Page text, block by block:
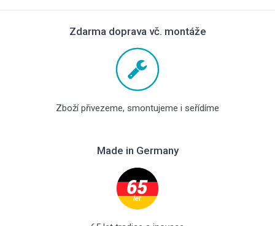
Zdarma doprava vč. montáže
Zboží přivezeme, smontujeme i seřídíme
Made in Germany